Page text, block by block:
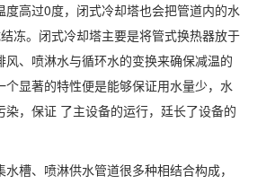
度高过0度，闭式冷却塔也会把管道内的水
冻。闭式冷却塔主要是将管式换热器放于
、喷淋水与循环水的变换来确保减温的
个显著的特性便是能够保证用水量少，水
染，保证 了主设备的运行，廷长了设备的
、喷淋供水管道很多种相结合构成，